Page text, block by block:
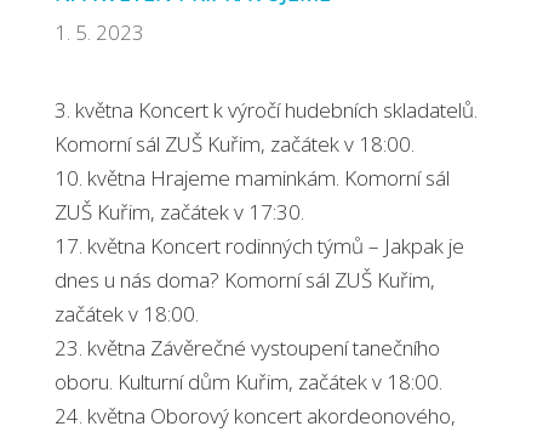
1. 5. 2023
3. května Koncert k výročí hudebních skladatelů.
Komorní sál ZUŠ Kuřim, začátek v 18:00.
10. května Hrajeme maminkám. Komorní sál
ZUŠ Kuřim, začátek v 17:30.
17. května Koncert rodinných týmů – Jakpak je
dnes u nás doma? Komorní sál ZUŠ Kuřim,
začátek v 18:00.
23. května Závěrečné vystoupení tanečního
oboru. Kulturní dům Kuřim, začátek v 18:00.
24. května Oborový koncert akordeonového,